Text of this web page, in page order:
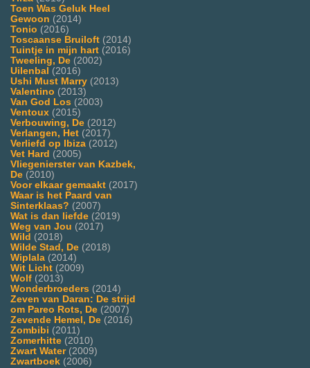
Toen Was Geluk Heel
Gewoon (2014)
Tonio (2016)
Toscaanse Bruiloft (2014)
Tuintje in mijn hart (2016)
Tweeling, De (2002)
Uilenbal (2016)
Ushi Must Marry (2013)
Valentino (2013)
Van God Los (2003)
Ventoux (2015)
Verbouwing, De (2012)
Verlangen, Het (2017)
Verliefd op Ibiza (2012)
Vet Hard (2005)
Vliegenierster van Kazbek,
De (2010)
Voor elkaar gemaakt (2017)
Waar is het Paard van
Sinterklaas? (2007)
Wat is dan liefde (2019)
Weg van Jou (2017)
Wild (2018)
Wilde Stad, De (2018)
Wiplala (2014)
Wit Licht (2009)
Wolf (2013)
Wonderbroeders (2014)
Zeven van Daran: De strijd
om Pareo Rots, De (2007)
Zevende Hemel, De (2016)
Zombibi (2011)
Zomerhitte (2010)
Zwart Water(2009)
Zwartboek (2006)